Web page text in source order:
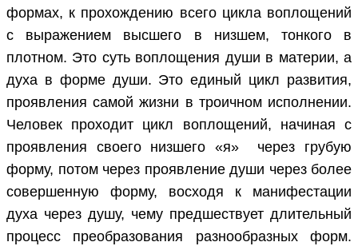
формах, к прохождению всего цикла воплощений
с выражением высшего в низшем, тонкого в
плотном. Это суть воплощения души в материи, а
духа в форме души. Это единый цикл развития,
проявления самой жизни в троичном исполнении.
Человек проходит цикл воплощений, начиная с
проявления своего низшего «я» через грубую
форму, потом через проявление души через более
совершенную форму, восходя к манифестации
духа через душу, чему предшествует длительный
процесс преобразования разнообразных форм.